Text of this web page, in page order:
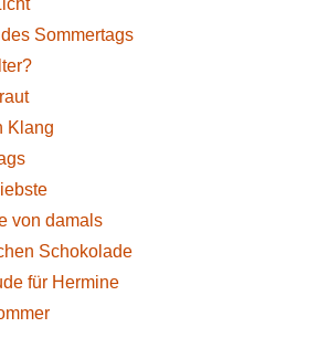
Sommertags
Klang
von damals
Schokolade
für Hermine